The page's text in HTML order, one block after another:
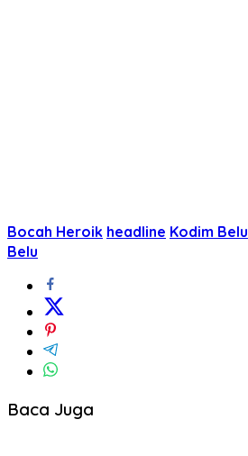
Bocah Heroik headline Kodim Belu
Belu
Baca Juga